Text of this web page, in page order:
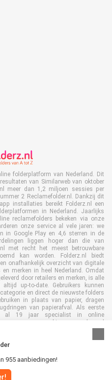
955 aanbiedingen!
folderplatform van Nederland. Dit
van Similarweb van oktober
meer dan 1,2 miljoen sessies per
2 Reclamefolder.nl. Dankzij dit
installaties bereikt Folderz.nl een
in Nederland. Jaarlijks
reclamefolders bekeken via onze
onze service al vele jaren: we
in Google Play en 4,6 sterren in de
liggen hoger dan die van
met recht het meest betrouwbare
kan worden. Folderz.nl biedt
onafhankelijk overzicht van digitale
merken in heel Nederland. Omdat
door retailers en merken, is alle
up-to-date. Gebruikers kunnen
en direct de nieuwste folders
in plaats van papier, dragen
van papierafval. Als eerste
al 19 jaar specialist in online
samenwerkingen opgebouwd
we uitgegroeid tot de toonaangevende